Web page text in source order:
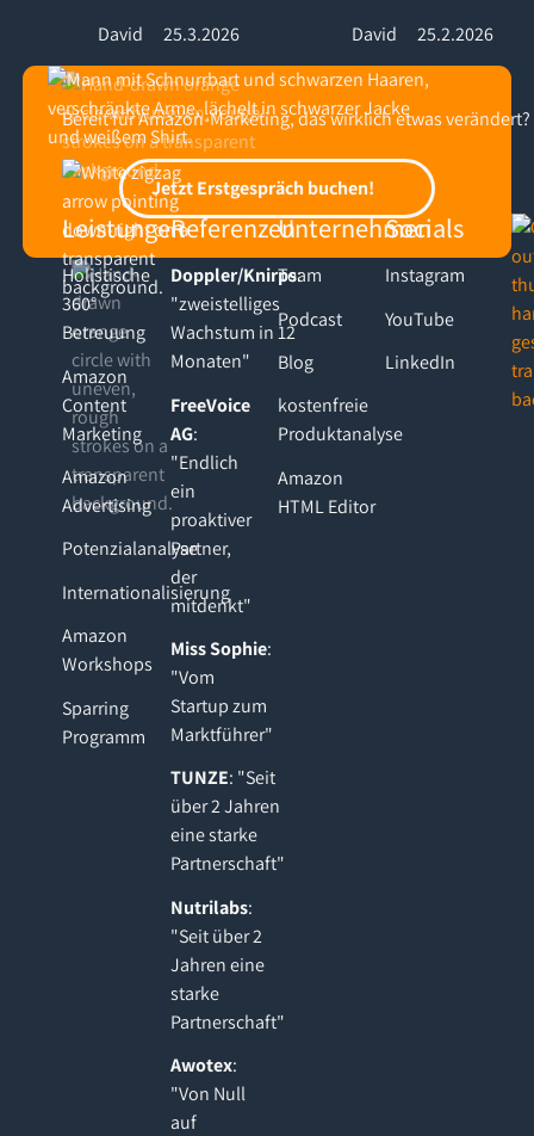
David 25.3.2026 David 25.2.2026
Bereit für Amazon-Marketing, das wirklich etwas verändert?
Jetzt Erstgespräch buchen!
Jetzt Erstgespräch buchen!
Leistungen
Holistische
360°
Betreuung
Amazon
Content
Marketing
Amazon
Advertising
Potenzialanalyse
Internationalisierung
Amazon
Workshops
Sparring
Programm
Referenzen
Doppler/Knirps:
"zweistelliges
Wachstum in 12
Monaten"
FreeVoice
AG:
"Endlich
ein
proaktiver
Partner,
der
mitdenkt"
Miss Sophie:
"Vom
Startup zum
Marktführer"
TUNZE: "Seit
über 2 Jahren
eine starke
Partnerschaft"
Nutrilabs:
"Seit über 2
Jahren eine
starke
Partnerschaft"
Awotex:
"Von Null
auf
Unternehmen
Team
Podcast
Blog
kostenfreie
Produktanalyse
Amazon
HTML Editor
Socials
Instagram
YouTube
LinkedIn